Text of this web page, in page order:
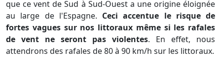
que ce vent de Sud à Sud-Ouest a une origine éloignée
au large de l'Espagne. Ceci accentue le risque de
fortes vagues sur nos littoraux même si les rafales
de vent ne seront pas violentes. En effet, nous
attendrons des rafales de 80 à 90 km/h sur les littoraux.